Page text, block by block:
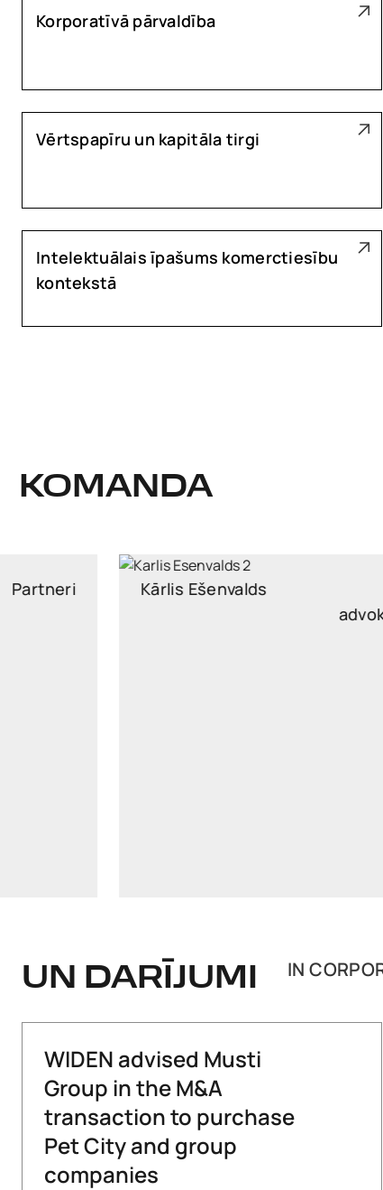
Korporatīvā pārvaldība
Vērtspapīru un kapitāla tirgi
Intelektuālais īpašums komerctiesību
kontekstā
KOMANDA
Kārlis Ešenvalds
advokāta palīgs
UN DARĪJUMI IN
WIDEN advised Musti
Group in the M&A
transaction to purchase
Pet City and group
companies